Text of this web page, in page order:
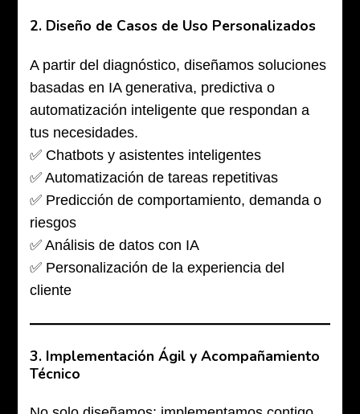
2. Diseño de Casos de Uso Personalizados
A partir del diagnóstico, diseñamos soluciones
basadas en IA generativa, predictiva o
automatización inteligente que respondan a
tus necesidades.
✅ Chatbots y asistentes inteligentes
✅ Automatización de tareas repetitivas
✅ Predicción de comportamiento, demanda o
riesgos
✅ Análisis de datos con IA
✅ Personalización de la experiencia del
cliente
3. Implementación Ágil y Acompañamiento
Técnico